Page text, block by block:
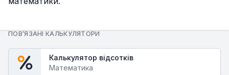
ПОВ’ЯЗАНІ КАЛЬКУЛЯТОРИ
Калькулятор відсотків
Математика